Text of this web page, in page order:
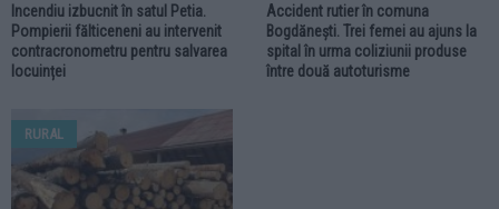
Incendiu izbucnit în satul Petia.
Pompierii fălticeneni au intervenit
contracronometru pentru salvarea
locuinței
Accident rutier în comuna
Bogdănești. Trei femei au ajuns la
spital în urma coliziunii produse
între două autoturisme
RURAL